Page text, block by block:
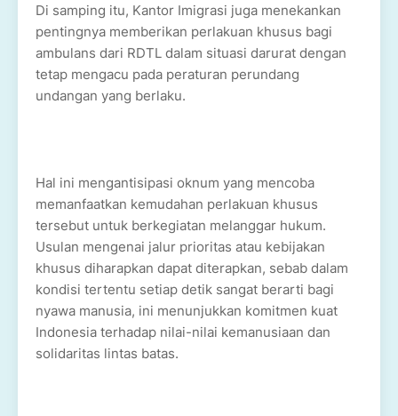
Di samping itu, Kantor Imigrasi juga menekankan
pentingnya memberikan perlakuan khusus bagi
ambulans dari RDTL dalam situasi darurat dengan
tetap mengacu pada peraturan perundang
undangan yang berlaku.
Hal ini mengantisipasi oknum yang mencoba
memanfaatkan kemudahan perlakuan khusus
tersebut untuk berkegiatan melanggar hukum.
Usulan mengenai jalur prioritas atau kebijakan
khusus diharapkan dapat diterapkan, sebab dalam
kondisi tertentu setiap detik sangat berarti bagi
nyawa manusia, ini menunjukkan komitmen kuat
Indonesia terhadap nilai-nilai kemanusiaan dan
solidaritas lintas batas.